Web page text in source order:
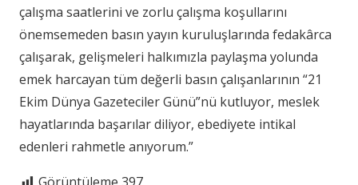
çalışma saatlerini ve zorlu çalışma koşullarını
önemsemeden basın yayın kuruluşlarında fedakârca
çalışarak, gelişmeleri halkımızla paylaşma yolunda
emek harcayan tüm değerli basın çalışanlarının “21
Ekim Dünya Gazeteciler Günü”nü kutluyor, meslek
hayatlarında başarılar diliyor, ebediyete intikal
edenleri rahmetle anıyorum.”